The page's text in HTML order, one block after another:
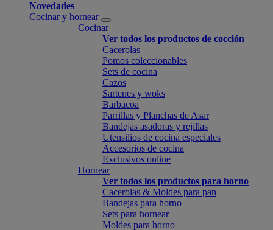
Novedades
Cocinar y hornear
Cocinar
Ver todos los productos de cocción
Cacerolas
Pomos coleccionables
Sets de cocina
Cazos
Sartenes y woks
Barbacoa
Parrillas y Planchas de Asar
Bandejas asadoras y rejillas
Utensilios de cocina especiales
Accesorios de cocina
Exclusivos online
Hornear
Ver todos los productos para horno
Cacerolas & Moldes para pan
Bandejas para horno
Sets para hornear
Moldes para horno